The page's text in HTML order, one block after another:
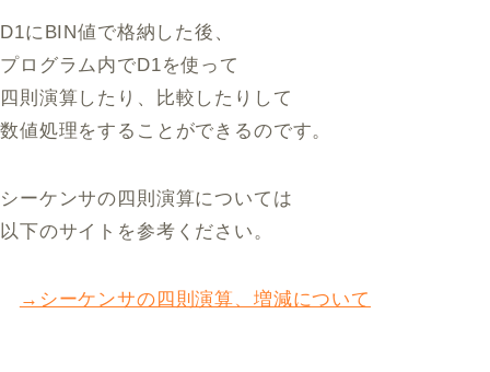
D1にBIN値で格納した後、
プログラム内でD1を使って
四則演算したり、比較したりして
数値処理をすることができるのです。
シーケンサの四則演算については
以下のサイトを参考ください。
→シーケンサの四則演算、増減について